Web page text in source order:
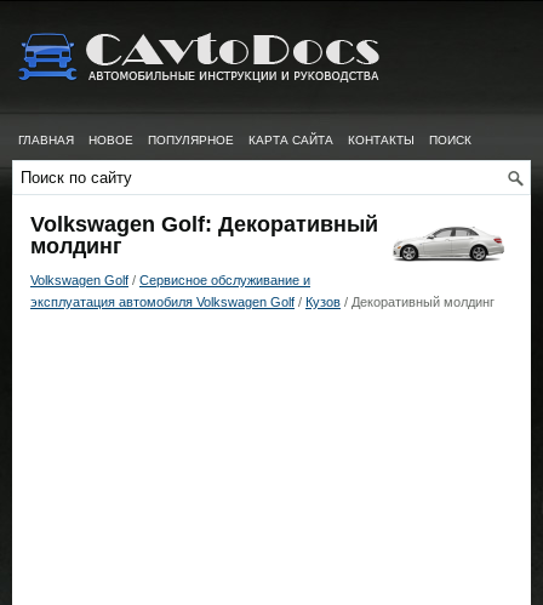
ГЛАВНАЯ НОВОЕ ПОПУЛЯРНОЕ КАРТА САЙТА КОНТАКТЫ ПОИСК
Volkswagen Golf: Декоративный
молдинг
Volkswagen Golf / Сервисное обслуживание и
эксплуатация автомобиля Volkswagen Golf / Кузов / Декоративный молдинг